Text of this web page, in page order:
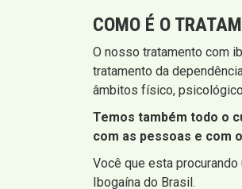
COMO É O
O nosso tratamento com
tratamento da
âmbitos físico,
Temos também todo o
com as pessoas e com
Você que esta
Ibogaína do Brasil.